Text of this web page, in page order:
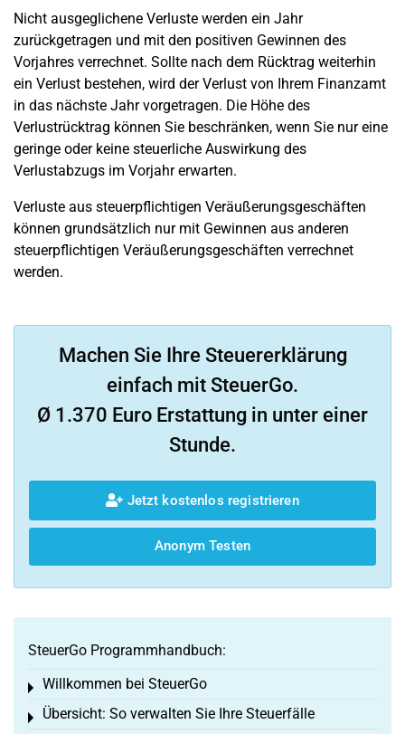
Nicht ausgeglichene Verluste werden ein Jahr
zurückgetragen und mit den positiven Gewinnen des
Vorjahres verrechnet. Sollte nach dem Rücktrag weiterhin
ein Verlust bestehen, wird der Verlust von Ihrem Finanzamt
in das nächste Jahr vorgetragen. Die Höhe des
Verlustrücktrag können Sie beschränken, wenn Sie nur eine
geringe oder keine steuerliche Auswirkung des
Verlustabzugs im Vorjahr erwarten.
Verluste aus steuerpflichtigen Veräußerungsgeschäften
können grundsätzlich nur mit Gewinnen aus anderen
steuerpflichtigen Veräußerungsgeschäften verrechnet
werden.
Machen Sie Ihre Steuererklärung
einfach mit SteuerGo.
Ø 1.370 Euro Erstattung in unter einer
Stunde.
Jetzt kostenlos registrieren
Anonym Testen
SteuerGo Programmhandbuch:
Willkommen bei SteuerGo
Toggle menu
Übersicht: So verwalten Sie Ihre Steuerfälle
Toggle menu